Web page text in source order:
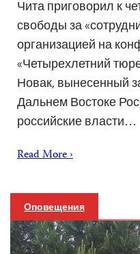
Чита приговорил к
свободы за
организацией на
«Четырехлетний
Новак, вынесенный
Дальнем Востоке
российские власти…
Read More ›
Оповещения